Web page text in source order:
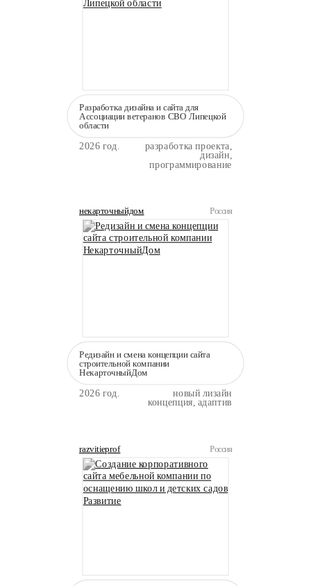
Разработка дизайна и сайта для
Ассоциации ветеранов СВО Липецкой
области
2026 год. разработка проекта,
дизайн,
программирование
некарточныйдом Россия
Редизайн и смена концепции сайта
строительной компании
НекарточныйДом
2026 год. новый лизайн
концепция, адаптив
razvitieprof Россия